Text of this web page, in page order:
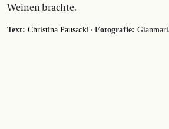
Weinen brachte.
Text: Christina Pausackl · Fotografie: